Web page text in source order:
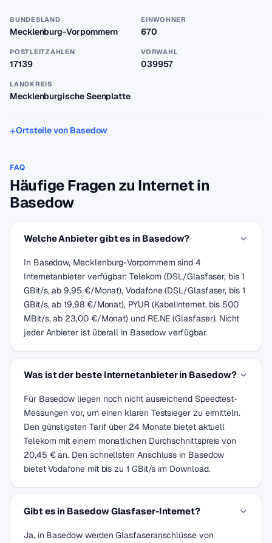
BUNDESLAND
Mecklenburg-Vorpommern
EINWOHNER
670
POSTLEITZAHLEN
17139
VORWAHL
039957
LANDKREIS
Mecklenburgische Seenplatte
Ortsteile von Basedow
FAQ
Häufige Fragen zu Internet in
Basedow
Welche Anbieter gibt es in Basedow?
In Basedow, Mecklenburg-Vorpommern sind 4
Internetanbieter verfügbar: Telekom (DSL/Glasfaser, bis 1
GBit/s, ab 9,95 €/Monat), Vodafone (DSL/Glasfaser, bis 1
GBit/s, ab 19,98 €/Monat), PYUR (Kabelinternet, bis 500
MBit/s, ab 23,00 €/Monat) und RE.NE (Glasfaser). Nicht
jeder Anbieter ist überall in Basedow verfügbar.
Was ist der beste Internetanbieter in Basedow?
Für Basedow liegen noch nicht ausreichend Speedtest-
Messungen vor, um einen klaren Testsieger zu ermitteln.
Den günstigsten Tarif über 24 Monate bietet aktuell
Telekom mit einem monatlichen Durchschnittspreis von
20,45 € an. Den schnellsten Anschluss in Basedow
bietet Vodafone mit bis zu 1 GBit/s im Download.
Gibt es in Basedow Glasfaser-Internet?
Ja, in Basedow werden Glasfaseranschlüsse von